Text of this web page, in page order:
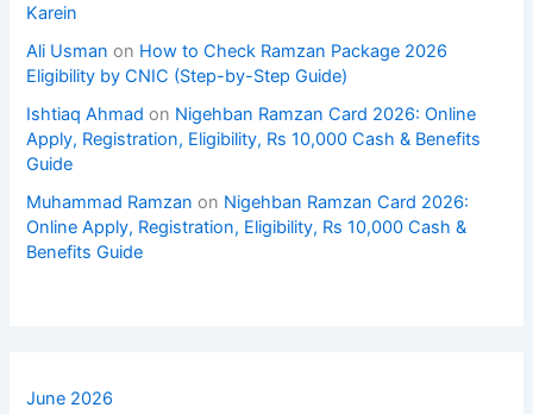
Karein
Ali Usman on How to Check Ramzan Package 2026
Eligibility by CNIC (Step-by-Step Guide)
Ishtiaq Ahmad on Nigehban Ramzan Card 2026: Online
Apply, Registration, Eligibility, Rs 10,000 Cash & Benefits
Guide
Muhammad Ramzan on Nigehban Ramzan Card 2026:
Online Apply, Registration, Eligibility, Rs 10,000 Cash &
Benefits Guide
June 2026